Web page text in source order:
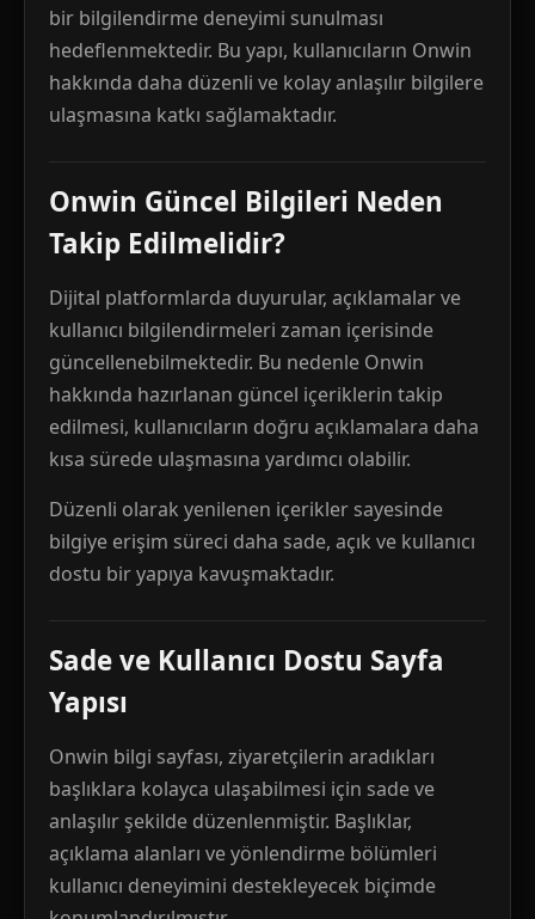
bir bilgilendirme deneyimi sunulması
hedeflenmektedir. Bu yapı, kullanıcıların Onwin
hakkında daha düzenli ve kolay anlaşılır bilgilere
ulaşmasına katkı sağlamaktadır.
Onwin Güncel Bilgileri Neden
Takip Edilmelidir?
Dijital platformlarda duyurular, açıklamalar ve
kullanıcı bilgilendirmeleri zaman içerisinde
güncellenebilmektedir. Bu nedenle Onwin
hakkında hazırlanan güncel içeriklerin takip
edilmesi, kullanıcıların doğru açıklamalara daha
kısa sürede ulaşmasına yardımcı olabilir.
Düzenli olarak yenilenen içerikler sayesinde
bilgiye erişim süreci daha sade, açık ve kullanıcı
dostu bir yapıya kavuşmaktadır.
Sade ve Kullanıcı Dostu Sayfa
Yapısı
Onwin bilgi sayfası, ziyaretçilerin aradıkları
başlıklara kolayca ulaşabilmesi için sade ve
anlaşılır şekilde düzenlenmiştir. Başlıklar,
açıklama alanları ve yönlendirme bölümleri
kullanıcı deneyimini destekleyecek biçimde